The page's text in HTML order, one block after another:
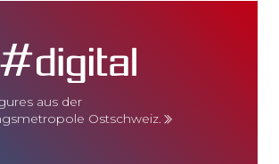
aus der
Ostschweiz.